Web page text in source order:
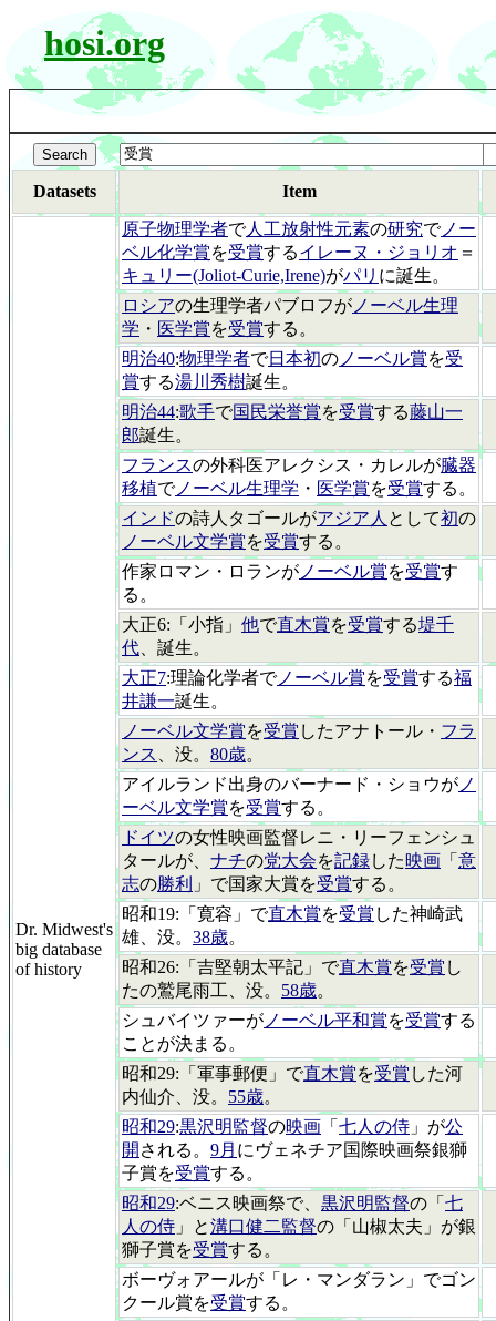
hosi.org
Datasets Item
Dr. Midwest's
big database
of history
原子物理学者で人工放射性元素の研究でノー
ベル化学賞を受賞するイレーヌ・ジョリオ ＝
キュリー(Joliot-Curie,Irene)がパリ に誕生。
ロシアの生理学者パブロフが ノーベル生理
学 ・ 医学賞を受賞する。
明治40:物理学者で日本初の ノーベル賞を受
賞する湯川秀樹誕生。
明治44:歌手で国民栄誉賞を受賞する藤山一
郎誕生。
フランスの外科医アレクシス・カレルが臓器
移植でノーベル生理学 ・ 医学賞を受賞する。
インドの詩人タゴールがアジア人 として初の
ノーベル文学賞を受賞する。
作家ロマン・ロランが ノーベル賞を受賞す
る。
大正6:「小指」 他で直木賞を受賞する堤千
代 、誕生。
大正7:理論化学者でノーベル賞を受賞する福
井謙一誕生。
ノーベル文学賞を受賞 したアナトール・ フラ
ンス
、没。 80歳。
アイルランド出身のバーナード・ショウが ノ
ーベル文学賞を受賞する。
ドイツの女性映画監督レニ・リーフェンシュ
タールが、 ナチの党大会を記録した映画 「 意
志の勝利 」で国家大賞を受賞する。
昭和19:「寛容」で直木賞を受賞 した神崎武
雄、没。 38歳。
昭和26:「吉堅朝太平記」で直木賞を受賞 し
たの鷲尾雨工、没。 58歳。
シュバイツァーが ノーベル平和賞を受賞する
ことが決まる。
昭和29:「軍事郵便」で直木賞を受賞 した河
内仙介、没。 55歳。
昭和29:黒沢明監督の映画 「 七人の侍 」が公
開 される。 9月 にヴェネチア国際映画祭銀獅
子賞を受賞する。
昭和29:ベニス映画祭で、 黒沢明監督の「 七
人の侍 」と溝口健二監督の「山椒太夫」が銀
獅子賞を受賞する。
ボーヴォアールが「レ・マンダラン」でゴン
クール賞を受賞する。